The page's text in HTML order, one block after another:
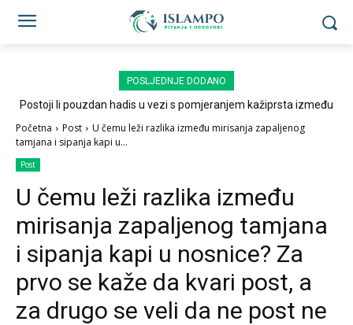
POSLJEDNJE DODANO
Postoji li pouzdan hadis u vezi s pomjeranjem kažiprsta između
Početna Post
U čemu leži razlika između mirisanja zapaljenog
tamjana i sipanja kapi u...
Post
U čemu leži razlika između
mirisanja zapaljenog tamjana
i sipanja kapi u nosnice? Za
prvo se kaže da kvari post, a
za drugo se veli da ne post ne